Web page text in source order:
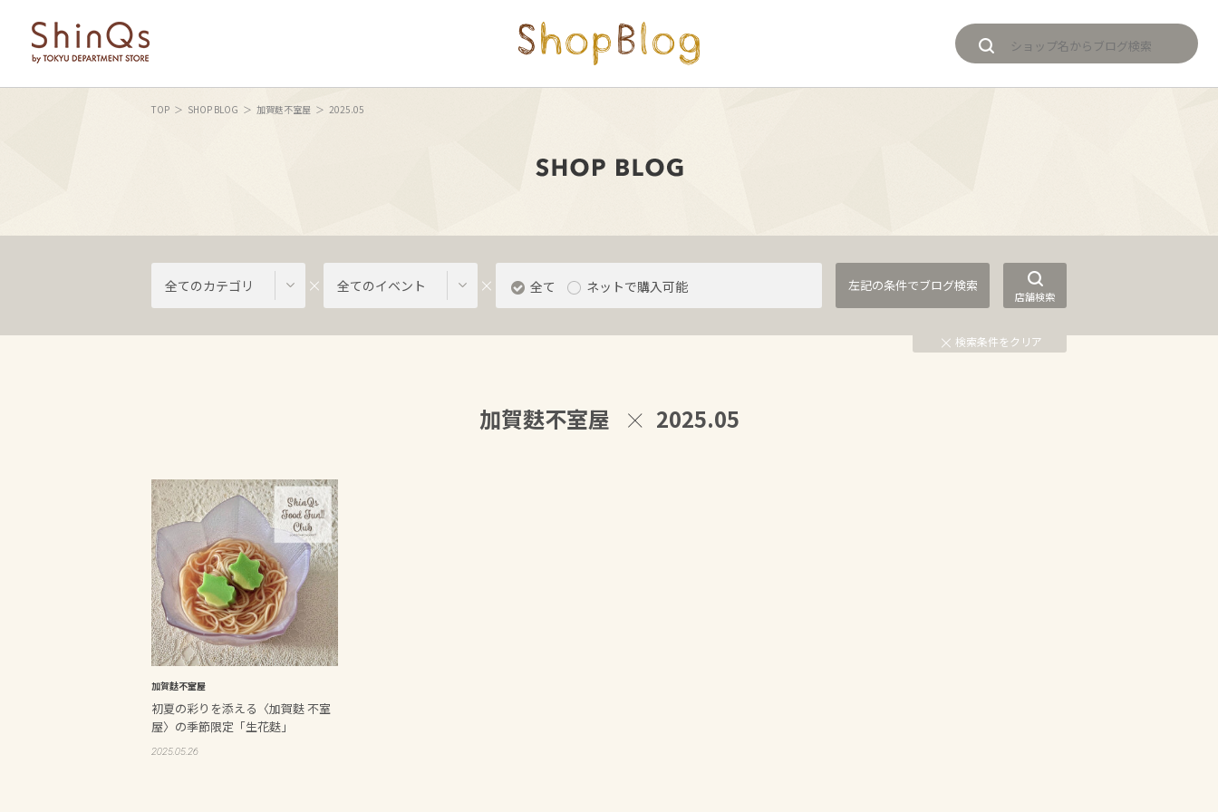
TOP SHOP BLOG 加賀麩不室屋 2025.05
全てのカテゴリ 全てのイベント 全て ネットで購入可能
店舗検索
検索条件をクリア
加賀麩不室屋 2025.05
加賀麩不室屋
初夏の彩りを添える〈加賀麩 不室
屋〉の季節限定「生花麩」
2025.05.26